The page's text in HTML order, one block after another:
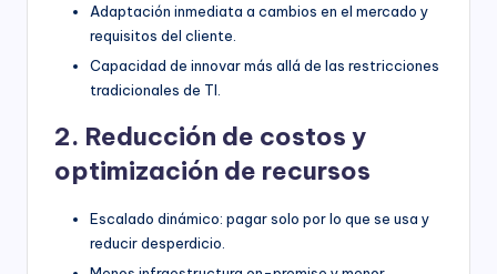
Adaptación inmediata a cambios en el mercado y
requisitos del cliente.
Capacidad de innovar más allá de las restricciones
tradicionales de TI.
2. Reducción de costos y
optimización de recursos
Escalado dinámico: pagar solo por lo que se usa y
reducir desperdicio.